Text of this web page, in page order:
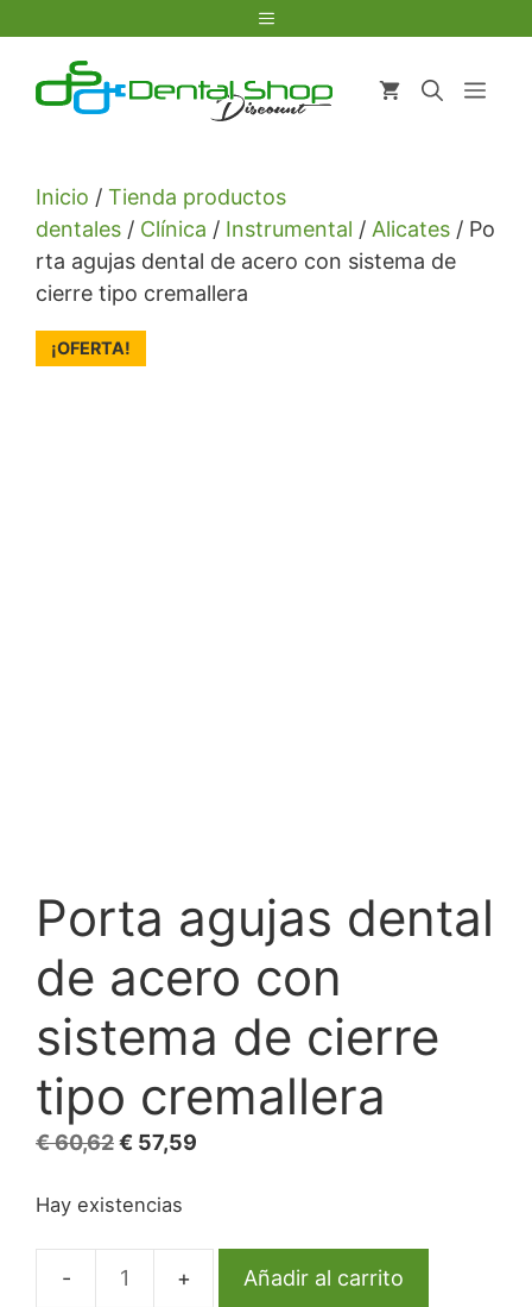
contenido
Menú
Inicio / Tienda productos
dentales / Clínica / Instrumental / Alicates / Po
rta agujas dental de acero con sistema de
cierre tipo cremallera
¡OFERTA!
Porta agujas dental
de acero con
sistema de cierre
tipo cremallera
€60,62El
original
€ 60,62.
€ 57,59
€ 57,59.
Hay existencias
Porta
Añadir al carrito